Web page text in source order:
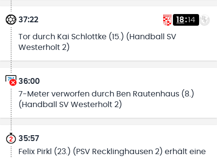
37:22 18:14
Tor durch Kai Schlottke (15.) (Handball SV
Westerholt 2)
36:00
7-Meter verworfen durch Ben Rautenhaus (8.)
(Handball SV Westerholt 2)
35:57
Felix Pirkl (23.) (PSV Recklinghausen 2) erhält eine